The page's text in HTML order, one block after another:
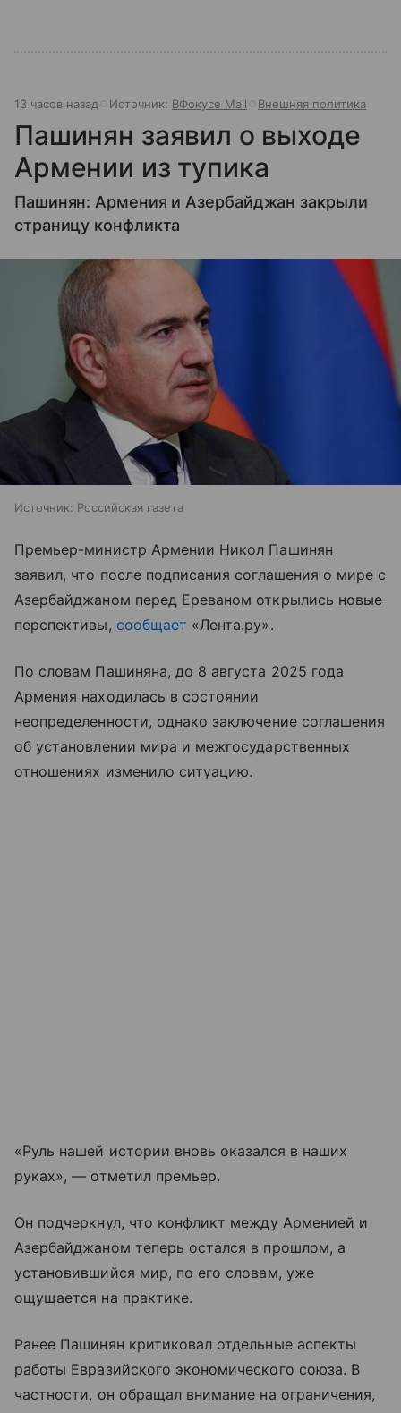
13 часов назад Источник: ВФокусе Mail Внешняя политика
Пашинян заявил о выходе
Армении из тупика
Пашинян: Армения и Азербайджан закрыли
страницу конфликта
Источник: Российская газета
Премьер-министр Армении Никол Пашинян
заявил, что после подписания соглашения о мире с
Азербайджаном перед Ереваном открылись новые
перспективы, сообщает «Лента.ру».
По словам Пашиняна, до 8 августа 2025 года
Армения находилась в состоянии
неопределенности, однако заключение соглашения
об установлении мира и межгосударственных
отношениях изменило ситуацию.
«Руль нашей истории вновь оказался в наших
руках», — отметил премьер.
Он подчеркнул, что конфликт между Арменией и
Азербайджаном теперь остался в прошлом, а
установившийся мир, по его словам, уже
ощущается на практике.
Ранее Пашинян критиковал отдельные аспекты
работы Евразийского экономического союза. В
частности, он обращал внимание на ограничения,